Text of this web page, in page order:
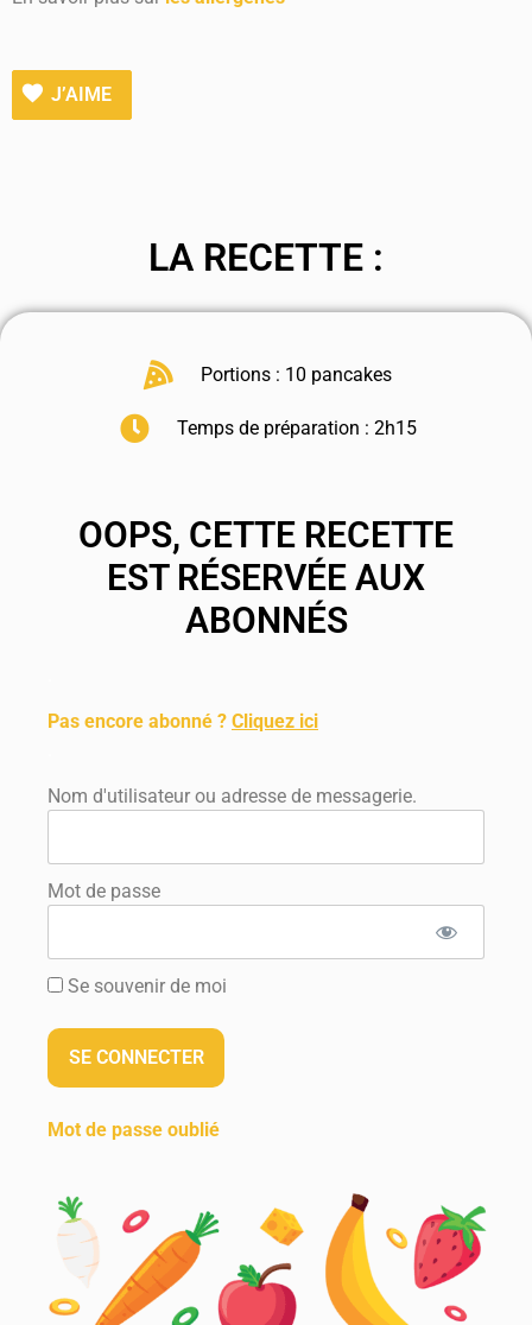
J’AIME
LA RECETTE :
Portions : 10 pancakes
Temps de préparation : 2h15
OOPS, CETTE RECETTE
EST RÉSERVÉE AUX
ABONNÉS
Pas encore abonné ? Cliquez ici
Nom d'utilisateur ou adresse de messagerie.
Mot de passe
Se souvenir de moi
Mot de passe oublié